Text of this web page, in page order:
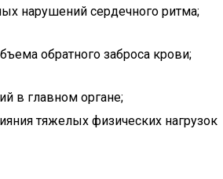
нарушений сердечного ритма;
обратного заброса крови;
в главном органе;
тяжелых физических нагрузок